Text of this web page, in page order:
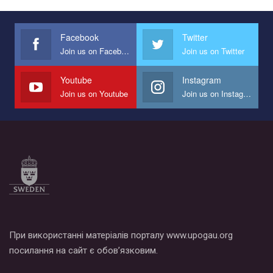
Facebook
Join us on Facebook
Twitter
Join us on Twitter
Youtube
Join us on Youtube
Instagram
Join us on Instagram
При використанні матеріалів порталу www.upogau.org
посилання на сайт є обов’язковим.